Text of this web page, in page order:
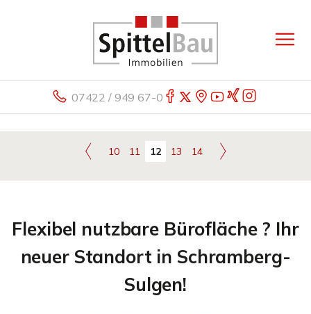
07422 / 949 67-0
10 11 12 13 14
Flexibel nutzbare Bürofläche ? Ihr
neuer Standort in Schramberg-
Sulgen!